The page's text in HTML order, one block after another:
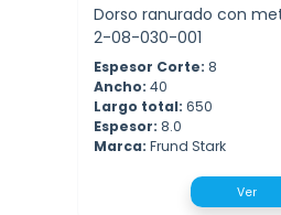
Dorso ranurado con
2-08-030-001
Espesor Corte: 8
Ancho: 40
Largo total: 650
Espesor: 8.0
Marca: Frund Stark
Ver